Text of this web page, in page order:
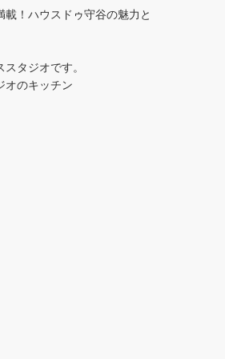
！ハウスドゥ守谷の魅力と
タジオです。
オのキッチン